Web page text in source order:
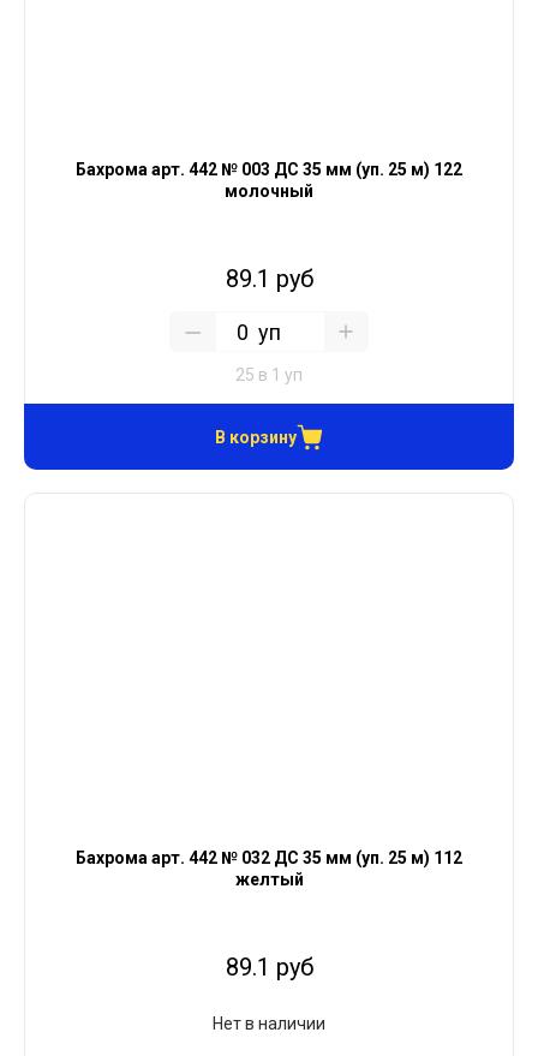
Бахрома арт. 442 № 003 ДС 35 мм (уп. 25 м) 122
молочный
89.1 руб
уп
25 в 1 уп
В корзину
Бахрома арт. 442 № 032 ДС 35 мм (уп. 25 м) 112
желтый
89.1 руб
Нет в наличии